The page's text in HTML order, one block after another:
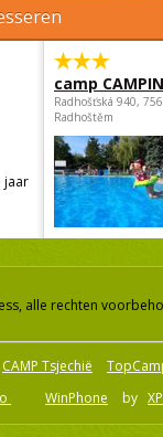
jaar
camp
Radhošťská 940,
Radhoštěm
alle rechten
CAMP Tsjechië
WinPhone by